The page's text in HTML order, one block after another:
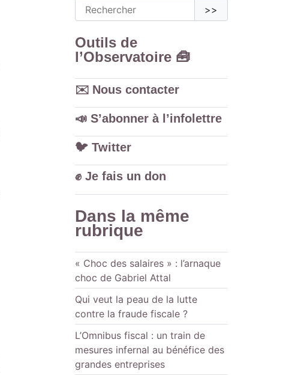
>>
Outils de
l’Observatoire 🧰
✉️ Nous contacter
📣 S’abonner à l’infolettre
🐦️ Twitter
✊ Je fais un don
Dans la même
rubrique
« Choc des salaires » : l’arnaque
choc de Gabriel Attal
Qui veut la peau de la lutte
contre la fraude fiscale ?
L’Omnibus fiscal : un train de
mesures infernal au bénéfice des
grandes entreprises